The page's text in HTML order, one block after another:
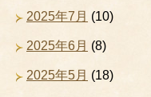
2025年7月 (10)
2025年6月 (8)
2025年5月 (18)